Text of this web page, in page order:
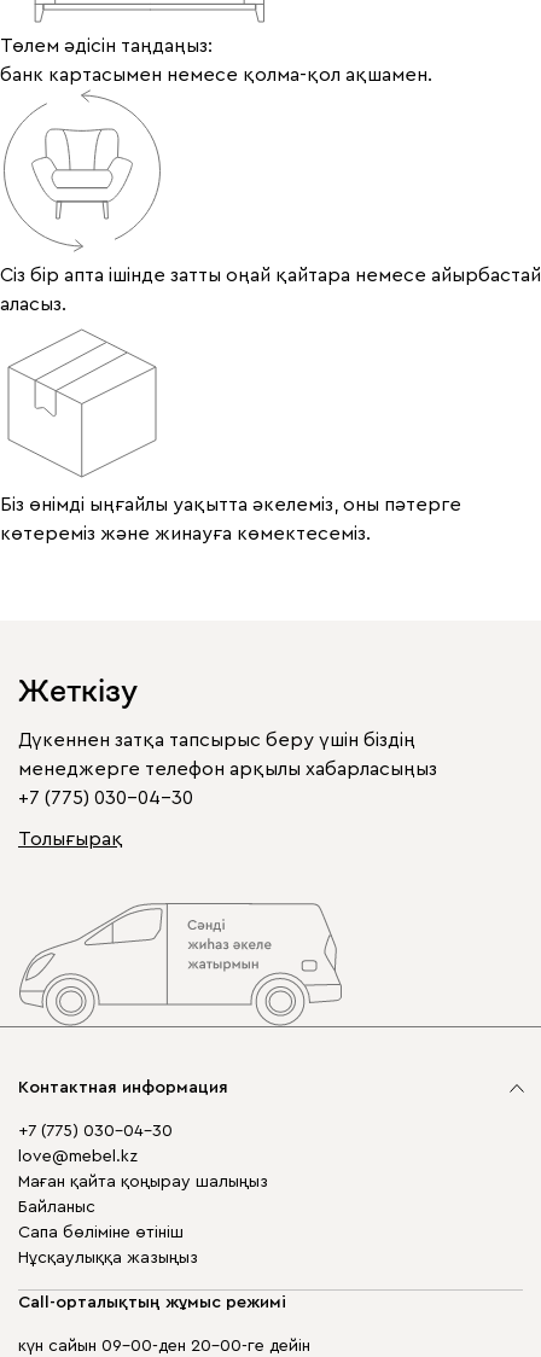
Төлем әдісін таңдаңыз:
банк картасымен немесе қолма-қол ақшамен.
Сіз бір апта ішінде затты оңай қайтара немесе айырбастай
аласыз.
Біз өнімді ыңғайлы уақытта әкелеміз, оны пәтерге
көтереміз және жинауға көмектесеміз.
Жеткізу
Дүкеннен затқа тапсырыс беру үшін біздің
менеджерге телефон арқылы хабарласыңыз
+7 (775) 030-04-30
Толығырақ
Контактная информация
+7 (775) 030-04-30
love@mebel.kz
Маған қайта қоңырау шалыңыз
Байланыс
Сапа бөліміне өтініш
Нұсқаулыққа жазыңыз
Call-орталықтың жұмыс режимі
күн сайын 09-00-ден 20-00-ге дейін